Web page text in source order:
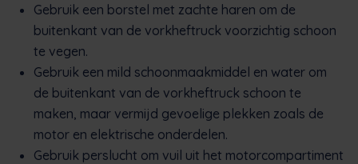
Gebruik een borstel met zachte haren om de
buitenkant van de vorkheftruck voorzichtig schoon
te vegen.
Gebruik een mild schoonmaakmiddel en water om
de buitenkant van de vorkheftruck schoon te
maken, maar vermijd gevoelige plekken zoals de
motor en elektrische onderdelen.
Gebruik perslucht om vuil uit het motorcompartiment